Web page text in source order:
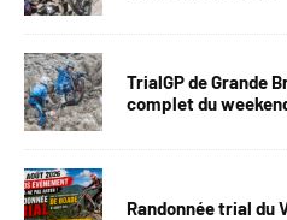
TrialGP de Grande
complet du
Randonnée trial du